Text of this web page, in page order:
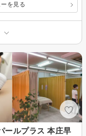
を見る
ールプラス 本庄早